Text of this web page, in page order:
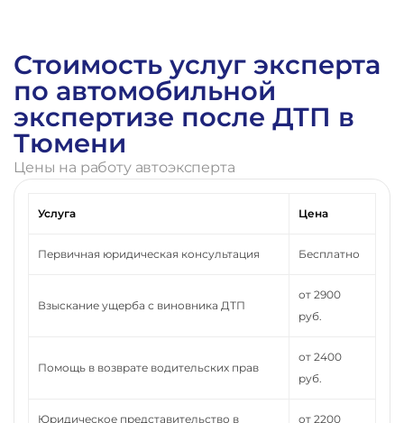
Стоимость услуг эксперта
по автомобильной
экспертизе после ДТП в
Тюмени
Цены на работу автоэксперта
Услуга Цена
Первичная юридическая консультация Бесплатно
Взыскание ущерба с виновника ДТП
от 2900
руб.
Помощь в возврате водительских прав
от 2400
руб.
Юридическое представительство в от 2200